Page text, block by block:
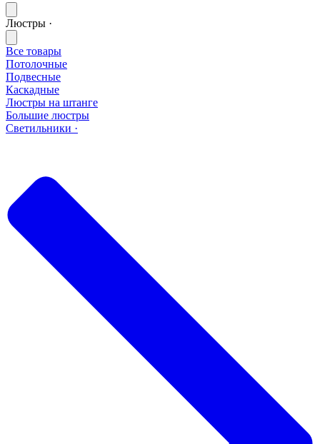
Люстры ·
Все товары
Потолочные
Подвесные
Каскадные
Люстры на штанге
Большие люстры
Светильники ·